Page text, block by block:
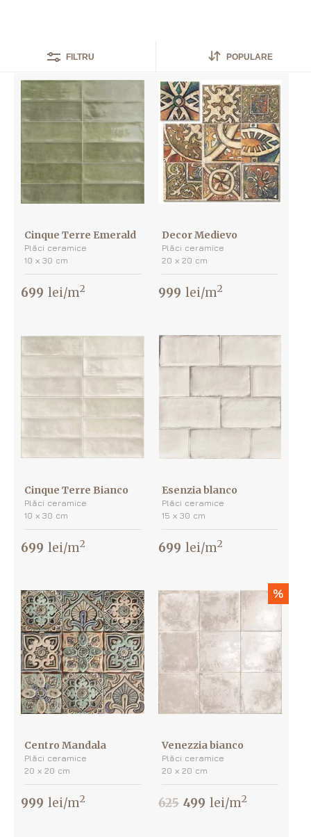
FILTRU POPULARE
S-au găsit produse
Cinque Terre Emerald
Plăci ceramice
10 х 30 cm
699 lei/m2
Decor Medievo
Plăci ceramice
20 х 20 cm
999 lei/m2
Cinque Terre Bianco
Plăci ceramice
10 х 30 cm
699 lei/m2
Esenzia blanco
Plăci ceramice
15 х 30 cm
699 lei/m2
Centro Mandala
Plăci ceramice
20 х 20 cm
999 lei/m2
%
Venezzia bianco
Plăci ceramice
20 х 20 cm
625 499 lei/m2